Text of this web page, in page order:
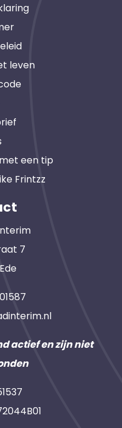
leven
een tip
Frintzz
7
actief en zijn niet